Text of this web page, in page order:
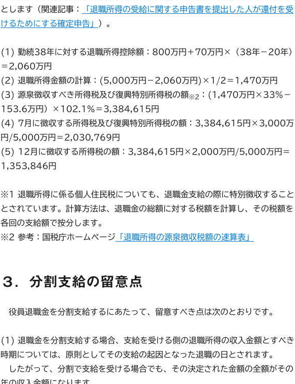
とします（関連記事：
「退職所得の受給に関する申告書を提出した人が還付を受
けるためにする確定申告」
）。
(1) 勤続38年に対する退職所得控除額：800万円＋70万円×（38年－20年）
＝2,060万円
(2) 退職所得金額の計算：(5,000万円－2,060万円)×1/2＝1,470万円
(3) 源泉徴収すべき所得税及び復興特別所得税の額※2
：(1,470万円×33%－
153.6万円）×102.1%＝3,384,615円
(4) 7月に徴収する所得税及び復興特別所得税の額：3,384,615円×3,000万
円/5,000万円＝2,030,769円
(5) 12月に徴収する所得税の額：3,384,615円×2,000万円/5,000万円＝
1,353,846円
※1 退職所得に係る個人住民税についても、退職金支給の際に特別徴収すること
とされています。計算方法は、退職金の総額に対する税額を計算し、その税額を
各回の支給額で按分します。
※2 参考：国税庁ホームページ 「退職所得の源泉徴収税額の速算表」
３．分割支給の留意点
役員退職金を分割支給するにあたって、留意すべき点は次のとおりです。
(1) 退職金を分割支給する場合、支給を受ける側の退職所得の収入金額とすべき
時期については、原則としてその支給の起因となった退職の日とされます。
したがって、分割で支給を受ける場合でも、その決定された金額の全額がその